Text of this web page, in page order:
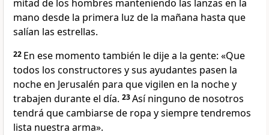
mitad de los hombres manteniendo las lanzas en la
mano desde la primera luz de la mañana hasta que
salían las estrellas.
22 En ese momento también le dije a la gente: «Que
todos los constructores y sus ayudantes pasen la
noche en Jerusalén para que vigilen en la noche y
trabajen durante el día. 23Así ninguno de nosotros
tendrá que cambiarse de ropa y siempre tendremos
lista nuestra arma».